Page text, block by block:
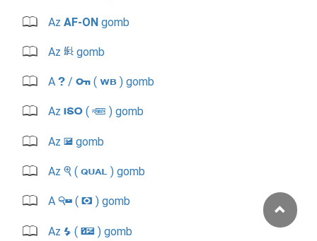
Az AF-ON gomb
Az A gomb
A Q / g ( U ) gomb
Az S ( Q ) gomb
Az E gomb
Az X ( T ) gomb
A W ( Y ) gomb
Az N ( Y ) gomb